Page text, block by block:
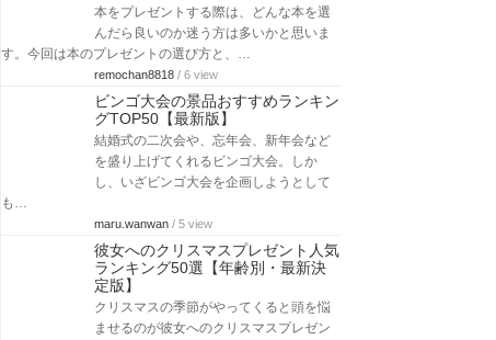
本をプレゼントする際は、どんな本を選
んだら良いのか迷う方は多いかと思いま
す。今回は本のプレゼントの選び方と、…
remochan8818 / 6 view
ビンゴ大会の景品おすすめランキン
グTOP50【最新版】
結婚式の二次会や、忘年会、新年会など
を盛り上げてくれるビンゴ大会。しか
し、いざビンゴ大会を企画しようとして
も…
maru.wanwan / 5 view
彼女へのクリスマスプレゼント人気
ランキング50選【年齢別・最新決
定版】
クリスマスの季節がやってくると頭を悩
ませるのが彼女へのクリスマスプレゼン